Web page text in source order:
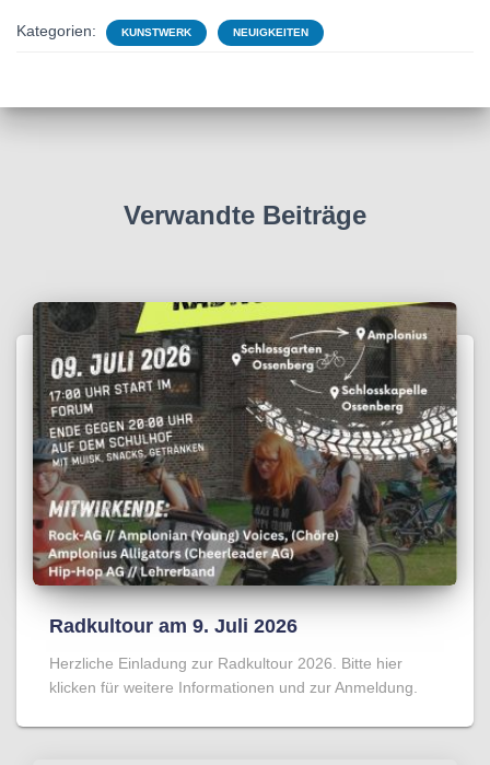
Kategorien: KUNSTWERK NEUIGKEITEN
Verwandte Beiträge
Radkultour am 9. Juli 2026
Herzliche Einladung zur Radkultour 2026. Bitte hier
klicken für weitere Informationen und zur Anmeldung.